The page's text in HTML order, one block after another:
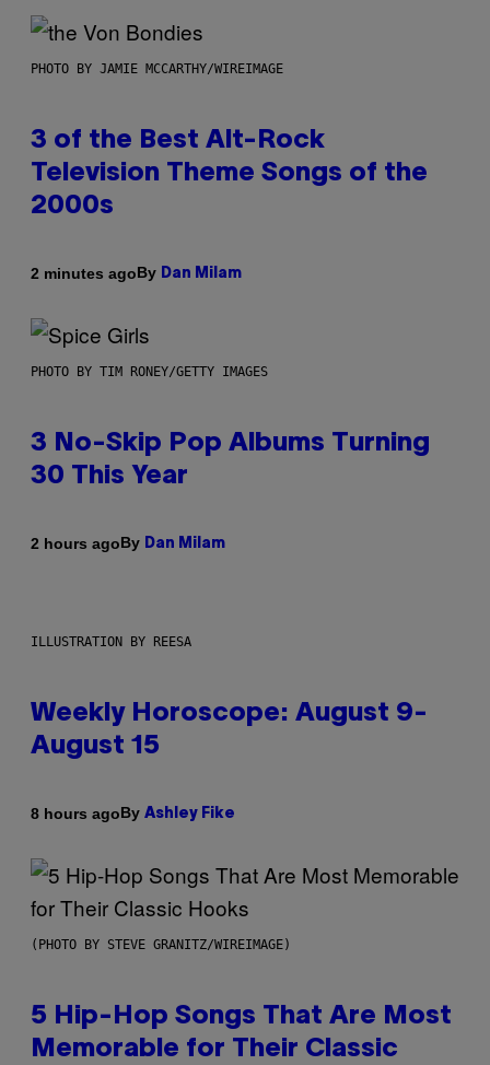
PHOTO BY JAMIE MCCARTHY/WIREIMAGE
3 of the Best Alt-Rock
Television Theme Songs of the
2000s
2 minutes agoBy Dan Milam
PHOTO BY TIM RONEY/GETTY IMAGES
3 No-Skip Pop Albums Turning
30 This Year
2 hours agoBy Dan Milam
ILLUSTRATION BY REESA
Weekly Horoscope: August 9-
August 15
8 hours agoBy Ashley Fike
(PHOTO BY STEVE GRANITZ/WIREIMAGE)
5 Hip-Hop Songs That Are Most
Memorable for Their Classic